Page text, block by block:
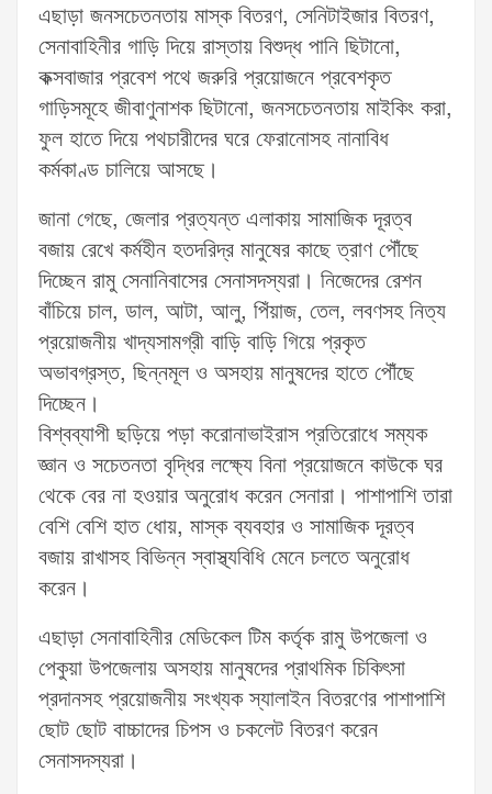
এছাড়া জনসচেতনতায় মাস্ক বিতরণ, সেনিটাইজার বিতরণ,
সেনাবাহিনীর গাড়ি দিয়ে রাস্তায় বিশুদ্ধ পানি ছিটানো,
কক্সবাজার প্রবেশ পথে জরুরি প্রয়োজনে প্রবেশকৃত
গাড়িসমূহে জীবাণুনাশক ছিটানো, জনসচেতনতায় মাইকিং করা,
ফুল হাতে দিয়ে পথচারীদের ঘরে ফেরানোসহ নানাবিধ
কর্মকাণ্ড চালিয়ে আসছে।
জানা গেছে, জেলার প্রত্যন্ত এলাকায় সামাজিক দূরত্ব
বজায় রেখে কর্মহীন হতদরিদ্র মানুষের কাছে ত্রাণ পৌঁছে
দিচ্ছেন রামু সেনানিবাসের সেনাসদস্যরা। নিজেদের রেশন
বাঁচিয়ে চাল, ডাল, আটা, আলু, পিঁয়াজ, তেল, লবণসহ নিত্য
প্রয়োজনীয় খাদ্যসামগ্রী বাড়ি বাড়ি গিয়ে প্রকৃত
অভাবগ্রস্ত, ছিন্নমূল ও অসহায় মানুষদের হাতে পৌঁছে
দিচ্ছেন।
বিশ্বব্যাপী ছড়িয়ে পড়া করোনাভাইরাস প্রতিরোধে সম্যক
জ্ঞান ও সচেতনতা বৃদ্ধির লক্ষ্যে বিনা প্রয়োজনে কাউকে ঘর
থেকে বের না হওয়ার অনুরোধ করেন সেনারা। পাশাপাশি তারা
বেশি বেশি হাত ধোয়, মাস্ক ব্যবহার ও সামাজিক দূরত্ব
বজায় রাখাসহ বিভিন্ন স্বাস্থ্যবিধি মেনে চলতে অনুরোধ
করেন।
এছাড়া সেনাবাহিনীর মেডিকেল টিম কর্তৃক রামু উপজেলা ও
পেকুয়া উপজেলায় অসহায় মানুষদের প্রাথমিক চিকিৎসা
প্রদানসহ প্রয়োজনীয় সংখ্যক স্যালাইন বিতরণের পাশাপাশি
ছোট ছোট বাচ্চাদের চিপস ও চকলেট বিতরণ করেন
সেনাসদস্যরা।